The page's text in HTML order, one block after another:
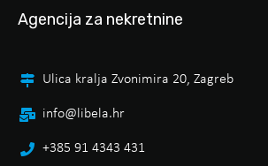
Agencija za nekretnine
Ulica kralja Zvonimira 20, Zagreb
info@libela.hr
+385 91 4343 431